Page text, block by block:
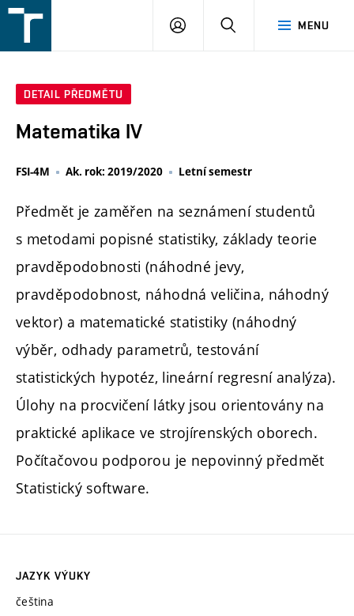
v
MENU
PŘIHLÁŠENÍ
DETAIL PŘEDMĚTU
Matematika IV
FSI-4M Ak. rok: 2019/2020 Letní semestr
Předmět je zaměřen na seznámení studentů
s metodami popisné statistiky, základy teorie
pravděpodobnosti (náhodné jevy,
pravděpodobnost, náhodná veličina, náhodný
vektor) a matematické statistiky (náhodný
výběr, odhady parametrů, testování
statistických hypotéz, lineární regresní analýza).
Úlohy na procvičení látky jsou orientovány na
praktické aplikace ve strojírenských oborech.
Počítačovou podporou je nepovinný předmět
Statistický software.
JAZYK VÝUKY
čeština